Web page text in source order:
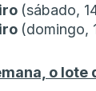
(sábado,
(domingo,
o lote